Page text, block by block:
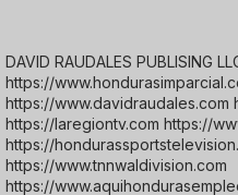
DAVID RAUDALES PUBLISING
https://
https://www.davidraudales.com
https://laregiontv.com https://
https://
https://www.tnnwaldivision.com
https://